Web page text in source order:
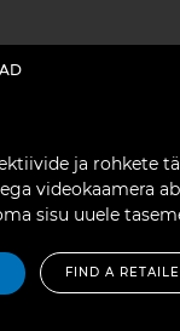
ja rohkete
videokaamera
sisu uuele
FIND A